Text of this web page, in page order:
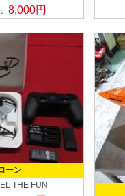
8,000円
ーン
THE FUN